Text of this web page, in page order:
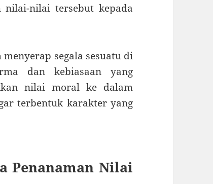
nilai-nilai tersebut kepada
segala sesuatu di
dan kebiasaan yang
nilai moral ke dalam
terbentuk karakter yang
Penanaman Nilai